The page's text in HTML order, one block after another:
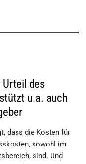
Urteil des
u.a. auch
dass die Kosten für
sowohl im
sind. Und